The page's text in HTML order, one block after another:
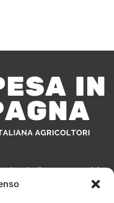
vari, direttamente dal